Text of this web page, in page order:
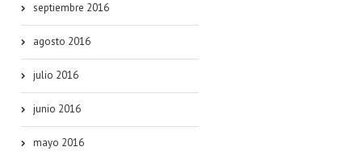
septiembre 2016
agosto 2016
julio 2016
junio 2016
mayo 2016